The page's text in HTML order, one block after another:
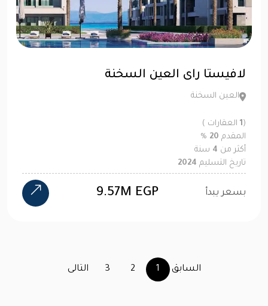
لافيستا راى العين السخنة
العين السخنة
(
1 العقارات )
المقدم 20
%
أكثر من 4 سنة
تاريخ التسليم 2024
بسعر يبدأ 9.57M EGP
السابق 1
2
3 التالى